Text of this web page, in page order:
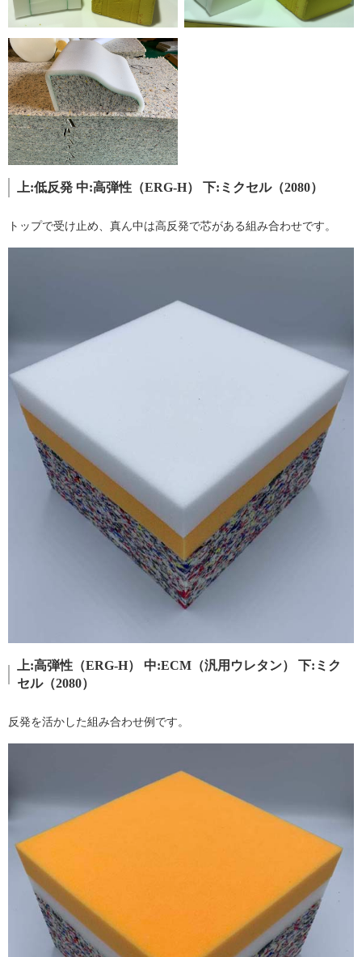
上:低反発 中:高弾性（ERG-H） 下:ミクセル（2080）
トップで受け止め、真ん中は高反発で芯がある組み合わせです。
上:高弾性（ERG-H） 中:ECM（汎用ウレタン） 下:ミク
セル（2080）
反発を活かした組み合わせ例です。